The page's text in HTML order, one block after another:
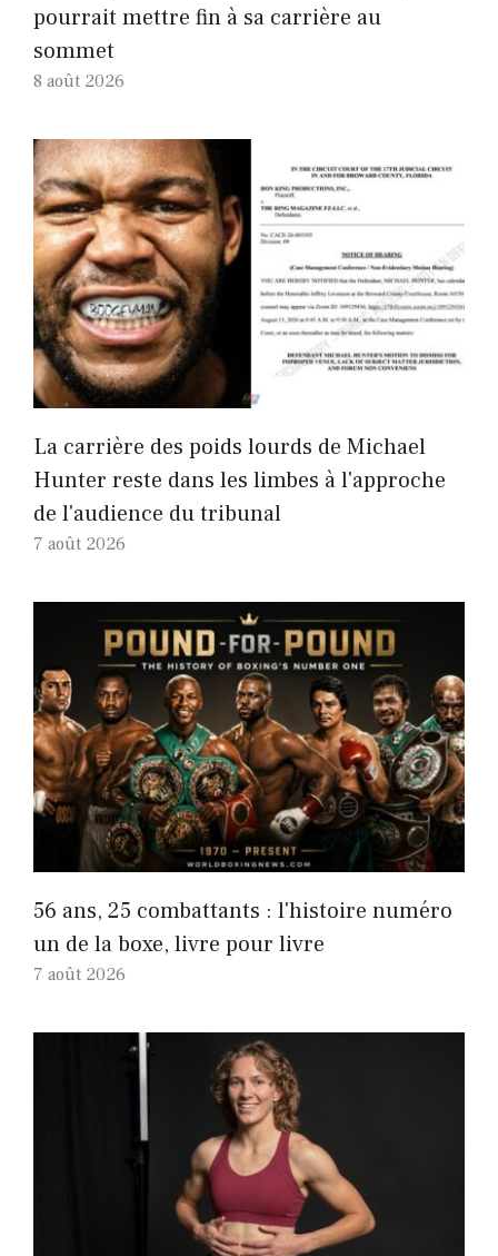
pourrait mettre fin à sa carrière au
sommet
8 août 2026
La carrière des poids lourds de Michael
Hunter reste dans les limbes à l'approche
de l'audience du tribunal
7 août 2026
56 ans, 25 combattants : l'histoire numéro
un de la boxe, livre pour livre
7 août 2026